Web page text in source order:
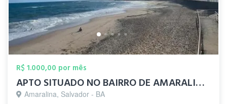
R$ 1.000,00 por mês
APTO SITUADO NO BAIRRO DE AMARALINA. PRO...
Amaralina, Salvador - BA